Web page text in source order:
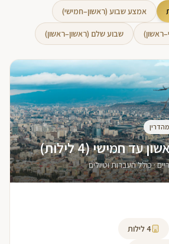
אמצע שבוע (ראשון–חמישי)
שבוע שלם (ראשון–ראשון)
עד חמישי (4 לילות)
· כולל העברות וטיולים
4לילות